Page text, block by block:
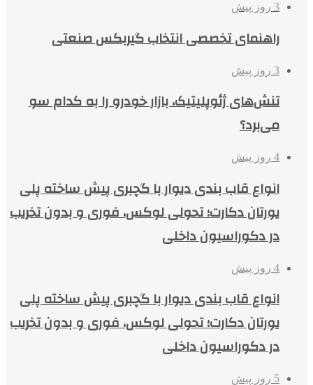
3 روز پیش
راهنمای تخصصی انتخاب گیربکس صنعتی
3 روز پیش
تنش‌های ژئوپلیتیک، بازار خودرو را به کدام سو
می‌برد؟
4 روز پیش
انواع قاب بندی دیوار با گچبری پیش ساخته پلی
یورتان دکارت؛ تحولی لوکس، فوری و بدون تخریب
در دکوراسیون داخلی
4 روز پیش
انواع قاب بندی دیوار با گچبری پیش ساخته پلی
یورتان دکارت؛ تحولی لوکس، فوری و بدون تخریب
در دکوراسیون داخلی
5 روز پیش